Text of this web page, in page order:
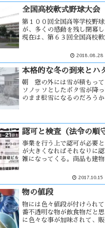
全国高校軟式野球大会
第１００回全国高等学校野
が、多くの感動を残し閉幕
現在は、第６３回全国高校軟
う一つの甲子園と称され、
休み中で終了すると定められ
が・・
2018.08.28
本格的な冬の到来とハ
朝 窓の外には雪が積もって
ソノッソとしたボタ雪が降
のまま根雪になるのだろう
的な冬の到来を感じる。今
のハタハタ漁が不漁で、今後
込む事によって・・
認可と検査（法令の順
事業を行う上で認可が必要
が大きくなればそれなりに
雑になってくる。商品も建
る。定期検査が行われるが
う。そのため、その期間だけ
2017.10.15
物の値段
物には色々値段が付けられ
番不透明な物が飲食物だと
に色々な事が加味されて、